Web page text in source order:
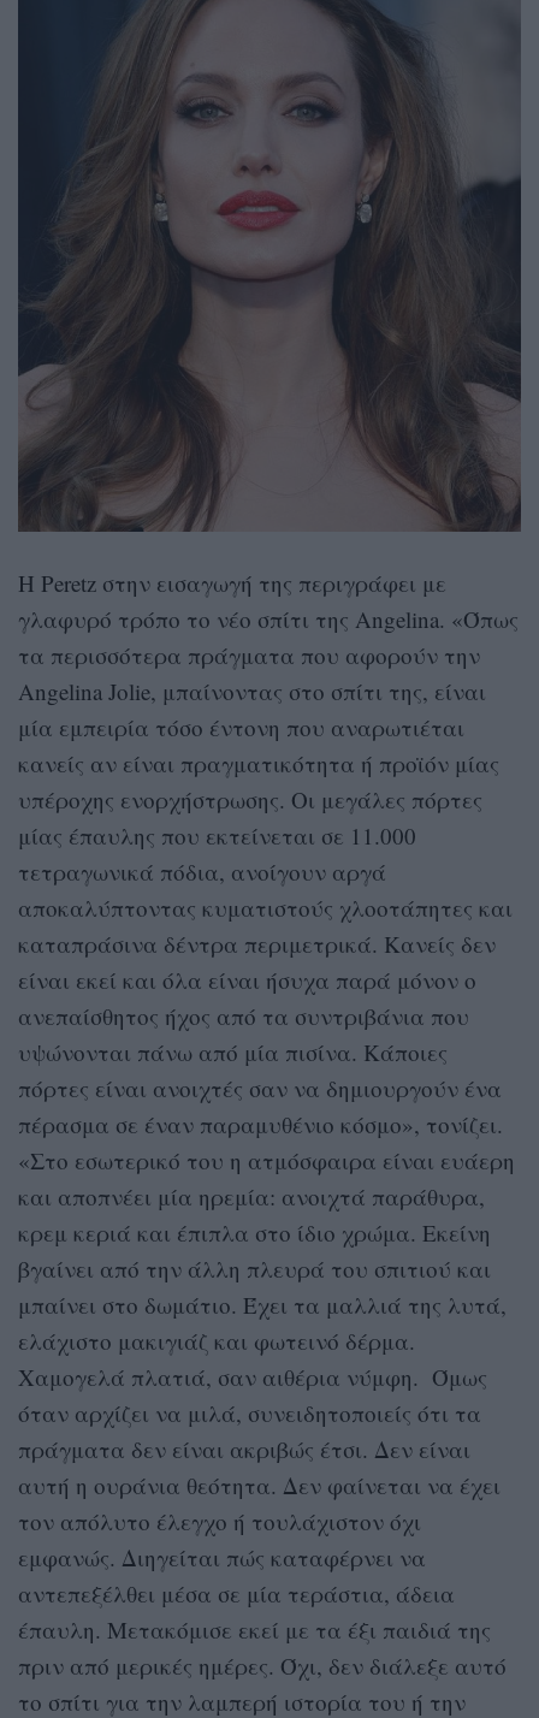
Η Peretz στην εισαγωγή της περιγράφει με
γλαφυρό τρόπο το νέο σπίτι της Angelina. «Όπως
τα περισσότερα πράγματα που αφορούν την
Angelina Jolie, μπαίνοντας στο σπίτι της, είναι
μία εμπειρία τόσο έντονη που αναρωτιέται
κανείς αν είναι πραγματικότητα ή προϊόν μίας
υπέροχης ενορχήστρωσης. Οι μεγάλες πόρτες
μίας έπαυλης που εκτείνεται σε 11.000
τετραγωνικά πόδια, ανοίγουν αργά
αποκαλύπτοντας κυματιστούς χλοοτάπητες και
καταπράσινα δέντρα περιμετρικά. Κανείς δεν
είναι εκεί και όλα είναι ήσυχα παρά μόνον ο
ανεπαίσθητος ήχος από τα συντριβάνια που
υψώνονται πάνω από μία πισίνα. Κάποιες
πόρτες είναι ανοιχτές σαν να δημιουργούν ένα
πέρασμα σε έναν παραμυθένιο κόσμο», τονίζει.
«Στο εσωτερικό του η ατμόσφαιρα είναι ευάερη
και αποπνέει μία ηρεμία: ανοιχτά παράθυρα,
κρεμ κεριά και έπιπλα στο ίδιο χρώμα. Εκείνη
βγαίνει από την άλλη πλευρά του σπιτιού και
μπαίνει στο δωμάτιο. Έχει τα μαλλιά της λυτά,
ελάχιστο μακιγιάζ και φωτεινό δέρμα.
Χαμογελά πλατιά, σαν αιθέρια νύμφη. Όμως
όταν αρχίζει να μιλά, συνειδητοποιείς ότι τα
πράγματα δεν είναι ακριβώς έτσι. Δεν είναι
αυτή η ουράνια θεότητα. Δεν φαίνεται να έχει
τον απόλυτο έλεγχο ή τουλάχιστον όχι
εμφανώς. Διηγείται πώς καταφέρνει να
αντεπεξέλθει μέσα σε μία τεράστια, άδεια
έπαυλη. Μετακόμισε εκεί με τα έξι παιδιά της
πριν από μερικές ημέρες. Όχι, δεν διάλεξε αυτό
το σπίτι για την λαμπερή ιστορία του ή την